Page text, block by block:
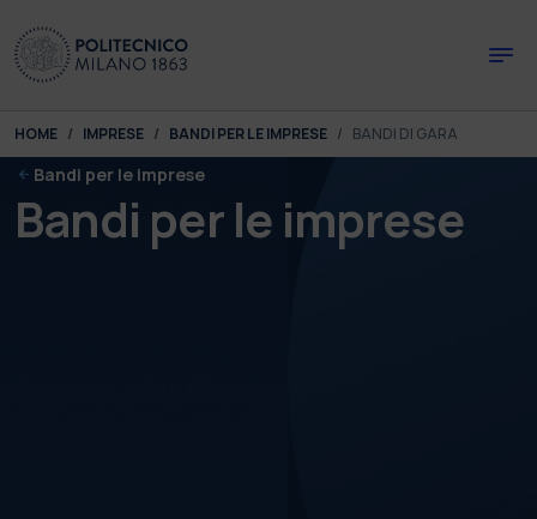
You are here:
HOME IMPRESE BANDI PER LE IMPRESE BANDI DI GARA
Bandi per le imprese
Bandi per le imprese